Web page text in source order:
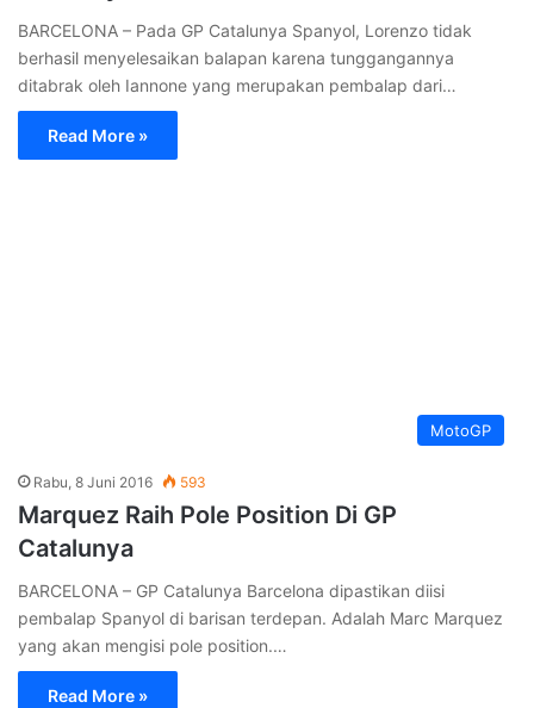
BARCELONA – Pada GP Catalunya Spanyol, Lorenzo tidak
berhasil menyelesaikan balapan karena tunggangannya
ditabrak oleh Iannone yang merupakan pembalap dari…
Read More »
MotoGP
Rabu, 8 Juni 2016 593
Marquez Raih Pole Position Di GP
Catalunya
BARCELONA – GP Catalunya Barcelona dipastikan diisi
pembalap Spanyol di barisan terdepan. Adalah Marc Marquez
yang akan mengisi pole position.…
Read More »